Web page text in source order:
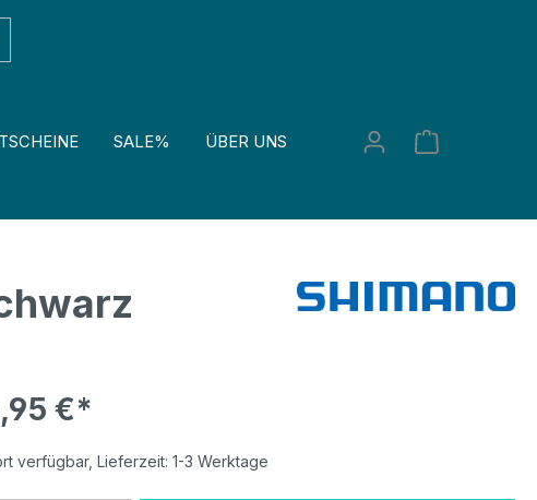
SALE% ÜBER UNS
€*
verfügbar, Lieferzeit: 1-3 Werktage